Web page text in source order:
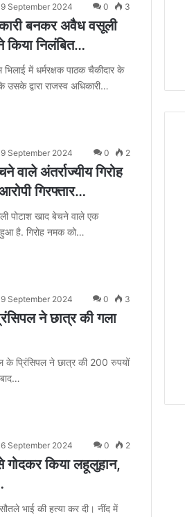
9 September 2024 0 3
बनकर अवैध वसूली
निलंबित…
में धर्मरक्षक पाठक चैकीदार के
उसके द्वारा राजस्व अधिकारी…
9 September 2024 0 2
वाले अंतर्राज्यीय गिरोह
गिरफ्तार…
पोटाश खाद बेचने वाले एक
हुआ है. गिरोह नमक को…
9 September 2024 0 3
ने छात्र की गला
के प्रिंसिपल ने छात्र की 200 रुपयों
6 September 2024 0 2
गोदकर किया लहूलुहान,
भाई की हत्या कर दी। नींद में